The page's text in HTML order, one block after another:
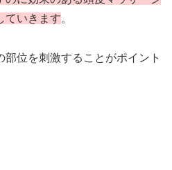
ていきます。
位を刺激することがポイント